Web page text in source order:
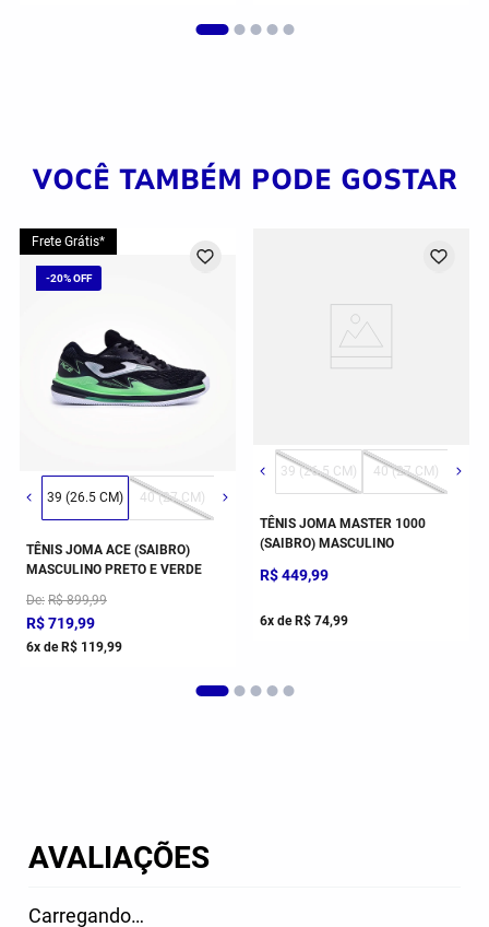
VOCÊ TAMBÉM PODE GOSTAR
44 (30.5 CM) 45 (32 CM)
Frete Grátis*
-20%
39 (26.5 CM) 40 (27 CM) 41 (28 CM) 42 (29 CM) 43 (30 CM)
TÊNIS JOMA ACE (SAIBRO)
MASCULINO PRETO E VERDE
De R$ 899,99
R$719,99
6x de R$ 119,99
39 (26.5 CM) 40 (27 CM) 41
TÊNIS JOMA MASTER 1000
(SAIBRO) MASCULINO
R$449,99
6x de R$ 74,99
AVALIAÇÕES
Carregando…